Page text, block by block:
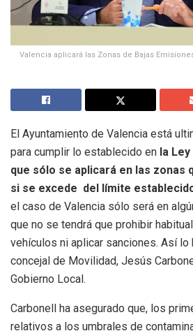
Valencia aplicará las Zonas de Bajas
El Ayuntamiento de Valencia está
para cumplir lo establecido en la
que sólo se aplicará en las zonas
si se excede del límite
el caso de Valencia sólo será en
que no se tendrá que prohibir
vehículos ni aplicar sanciones. Así lo
concejal de Movilidad, Jesús
Gobierno Local.
Carbonell ha asegurado que, los
relativos a los umbrales de